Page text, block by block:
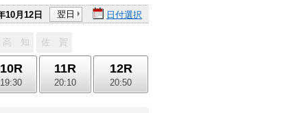
10月12日 翌日 日付選択
高 知 佐 賀
10R
19:30
11R
20:10
12R
20:50